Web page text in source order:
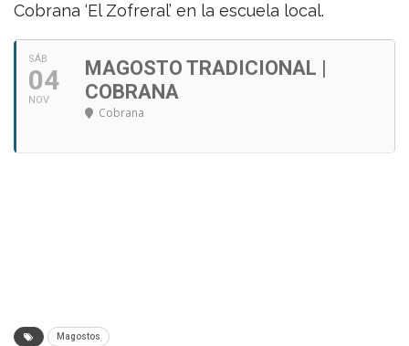
Cobrana ‘El Zofreral’ en la escuela local.
SÁB
04
NOV
MAGOSTO TRADICIONAL |
COBRANA
Cobrana
Magostos